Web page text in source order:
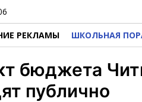
РЕКЛАМЫ ШКОЛЬНАЯ
бюджета
публично